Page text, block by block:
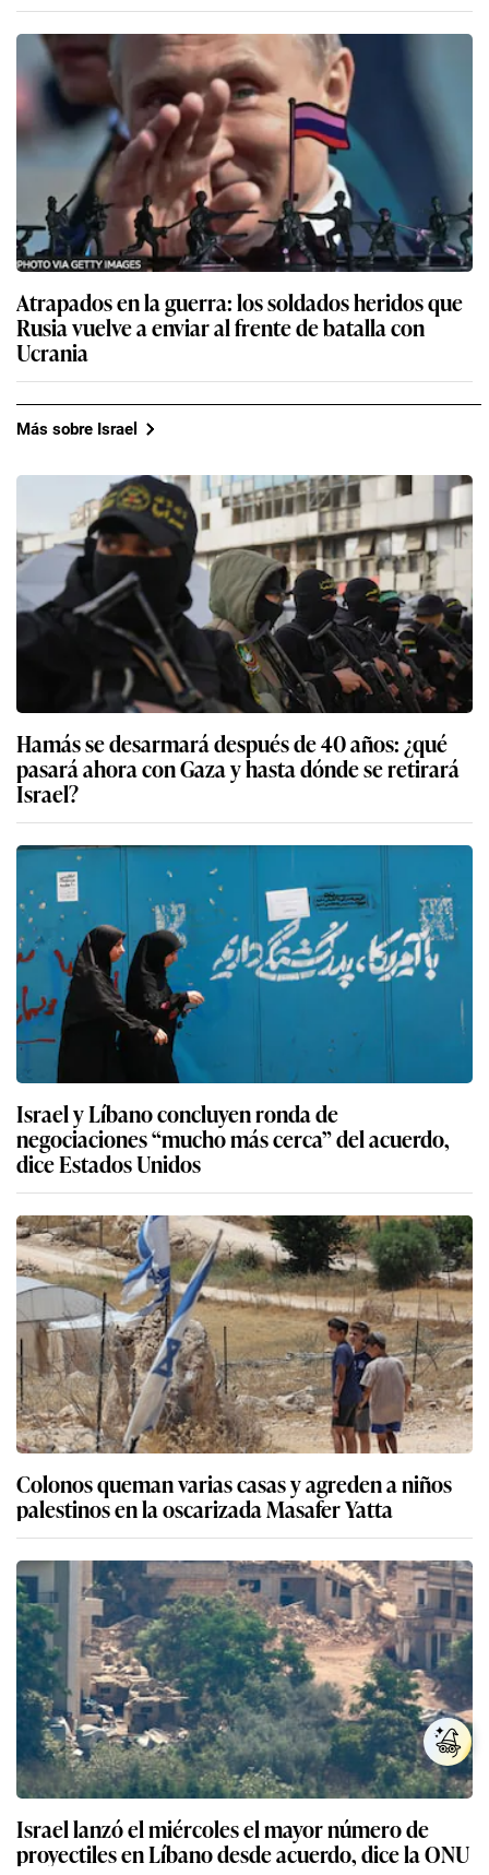
Atrapados en la guerra: los soldados heridos que
Rusia vuelve a enviar al frente de batalla con
Ucrania
Más sobre Israel
Hamás se desarmará después de 40 años: ¿qué
pasará ahora con Gaza y hasta dónde se retirará
Israel?
Israel y Líbano concluyen ronda de
negociaciones “mucho más cerca” del acuerdo,
dice Estados Unidos
Colonos queman varias casas y agreden a niños
palestinos en la oscarizada Masafer Yatta
Israel lanzó el miércoles el mayor número de
proyectiles en Líbano desde acuerdo, dice la ONU